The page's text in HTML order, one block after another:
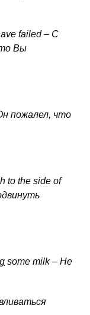
failed – С
Вы
пожалел, что
to the side of
some milk – Не